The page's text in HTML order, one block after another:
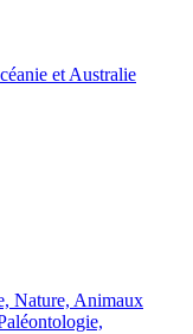
et Australie
Nature, Animaux